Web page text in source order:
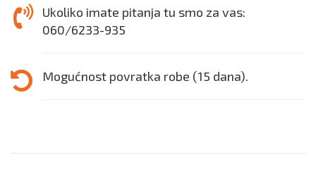
Ukoliko imate pitanja tu smo za vas:
060/6233-935
Mogućnost povratka robe (15 dana).